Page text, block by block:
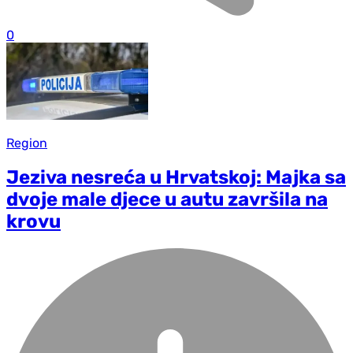
0
Region
Jeziva nesreća u Hrvatskoj: Majka sa
dvoje male djece u autu završila na
krovu